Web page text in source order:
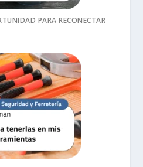
PARA RECONECTAR